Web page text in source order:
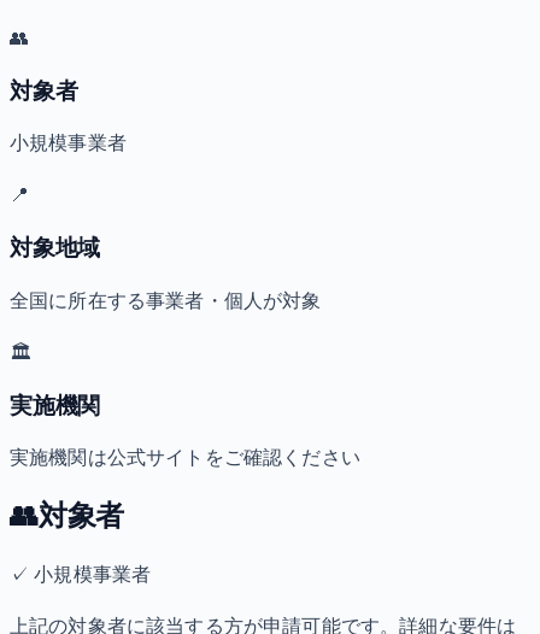
👥
対象者
小規模事業者
📍
対象地域
全国に所在する事業者・個人が対象
🏛️
実施機関
実施機関は公式サイトをご確認ください
👥対象者
✓小規模事業者
上記の対象者に該当する方が申請可能です。詳細な要件は